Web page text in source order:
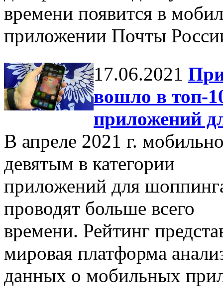
времени появится в
приложении Почты
17.06.2021
вошло в топ-
приложений
В апреле 2021 г.
девятым в категории
приложений для
проводят больше всего
времени. Рейтинг
мировая платформа
данных о мобильных